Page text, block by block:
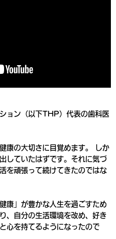
ョン（以下THP）代表の歯科医
康の大切さに目覚めます。 しか
していたはずです。それに気づ
を頑張って続けてきたのではな
康」が豊かな人生を過ごすため
、自分の生活環境を改め、好き
心を持てるようになったので